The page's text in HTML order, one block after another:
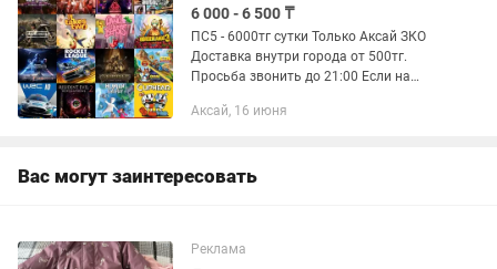
6 000 - 6 500 ₸
ПС5 - 6000тг сутки Только Аксай ЗКО
Доставка внутри города от 500тг.
Просьба звонить до 21:00 Если на
вне зоны доступа, то пишите на тот же
Аксай, 16 июня
Вас могут заинтересовать
Реклама